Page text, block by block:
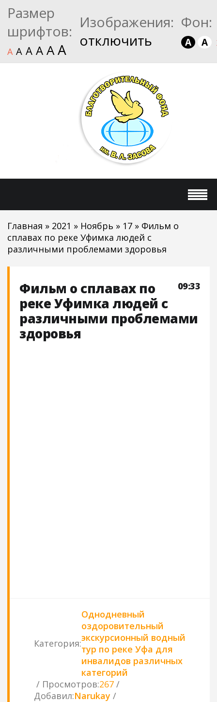
Размер
шрифтов:
A A A A AA
Изображения:
отключить
Фон:
A A
Главная » 2021 » Ноябрь » 17 » Фильм о
сплавах по реке Уфимка людей с
различными проблемами здоровья
09:33
Фильм о сплавах по
реке Уфимка людей с
различными проблемами
здоровья
Категория:
Однодневный
оздоровительный
экскурсионный водный
тур по реке Уфа для
инвалидов различных
категорий
Просмотров:267
Добавил:Narukay